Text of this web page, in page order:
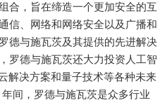
合，旨在缔造一个更加安全的互
信、网络和网络安全以及广播和
德与施瓦茨及其提供的先进解决
罗德与施瓦茨还大力投资人工智
解决方案和量子技术等各种未来
间，罗德与施瓦茨是众多行业